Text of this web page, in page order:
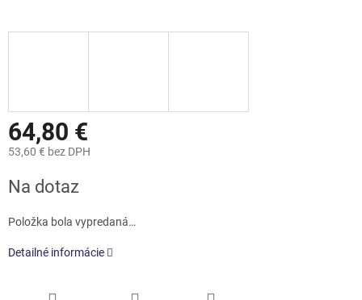
64,80 €
53,60 € bez DPH
cena:
Na dotaz
Položka bola vypredaná…
Detailné informácie